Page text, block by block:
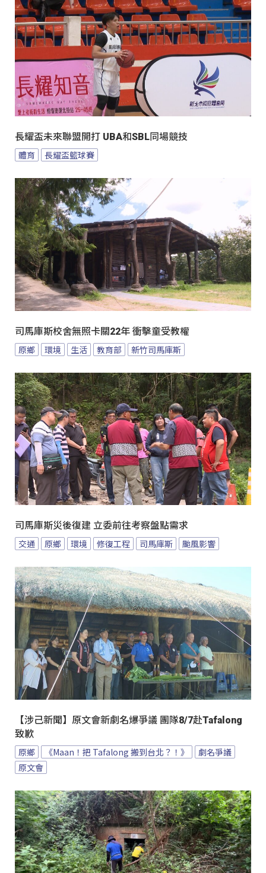
長耀盃未來聯盟開打 UBA和SBL同場競技
體育 長耀盃籃球賽
司馬庫斯校舍無照卡關22年 衝擊童受教權
原鄉 環境 生活 教育部 新竹司馬庫斯
司馬庫斯災後復建 立委前往考察盤點需求
交通 原鄉 環境 修復工程 司馬庫斯 颱風影響
【涉己新聞】原文會新劇名爆爭議 團隊8/7赴Tafalong
致歉
原鄉 《Maan！把 Tafalong 搬到台北？！》
劇名爭議
原文會